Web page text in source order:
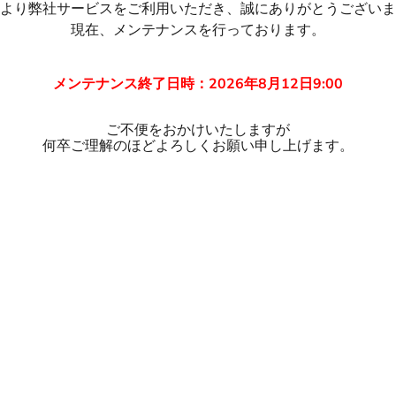
り弊社サービスをご利用いただき、誠にありがとうござい
現在、メンテナンスを行っております。
メンテナンス終了日時：2026年8月12日9:00
ご不便をおかけいたしますが
何卒ご理解のほどよろしくお願い申し上げます。